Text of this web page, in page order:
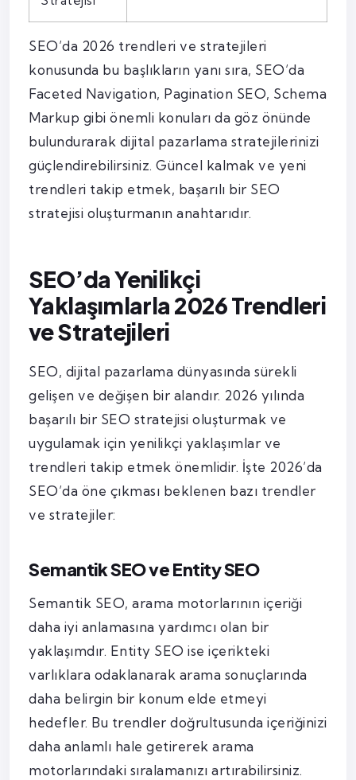
SEO’da 2026 trendleri ve stratejileri
konusunda bu başlıkların yanı sıra, SEO’da
Faceted Navigation, Pagination SEO, Schema
Markup gibi önemli konuları da göz önünde
bulundurarak dijital pazarlama stratejilerinizi
güçlendirebilirsiniz. Güncel kalmak ve yeni
trendleri takip etmek, başarılı bir SEO
stratejisi oluşturmanın anahtarıdır.
SEO’da Yenilikçi
Yaklaşımlarla 2026 Trendleri
ve Stratejileri
SEO, dijital pazarlama dünyasında sürekli
gelişen ve değişen bir alandır. 2026 yılında
başarılı bir SEO stratejisi oluşturmak ve
uygulamak için yenilikçi yaklaşımlar ve
trendleri takip etmek önemlidir. İşte 2026’da
SEO’da öne çıkması beklenen bazı trendler
ve stratejiler:
Semantik SEO ve Entity SEO
Semantik SEO, arama motorlarının içeriği
daha iyi anlamasına yardımcı olan bir
yaklaşımdır. Entity SEO ise içerikteki
varlıklara odaklanarak arama sonuçlarında
daha belirgin bir konum elde etmeyi
hedefler. Bu trendler doğrultusunda içeriğinizi
daha anlamlı hale getirerek arama
motorlarındaki sıralamanızı artırabilirsiniz.